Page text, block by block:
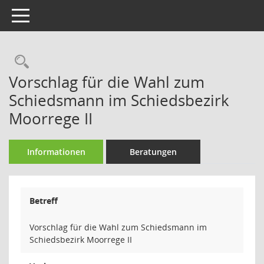
Toggle navigation
Rechercheauswahl
Vorschlag für die Wahl zum
Schiedsmann im Schiedsbezirk
Moorrege II
Informationen Beratungen
Betreff
Vorschlag für die Wahl zum Schiedsmann im
Schiedsbezirk Moorrege II